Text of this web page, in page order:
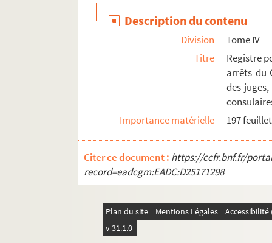
299-300. « Le nobiliaire de la ville d'Arles,
301. « Les noms, armes et blasons de la
302. « Nobiliaire de la ville d'Arles (Provence).
303. « Généalogie de la famille d'Albe ou
304. « Discours généalogique de la maison de
305. « Papiers de la famille d'Antonelle », d'Arles
306. « Papiers concernant les affaires de la
307. « Livre de raison de Jean d'Antonelle-
308. Papiers de « Jean Aubert, avocat.
309-311. « Mémoires à plaider et
313. « Fief et seigneurie de Malijay »
314. « Livre de raison de la famille Avignon de
Description du contenu
Division
Tome IV
Titre
Registre
arrêts du
des
Importance matérielle
197
Citer ce document : https://ccfr.bnf.fr/
record=eadcgm:EADC:D25171298
Plan du site Mentions Légales
v 31.1.0